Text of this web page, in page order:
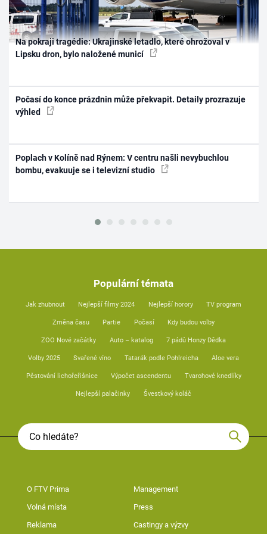
Na pokraji tragédie: Ukrajinské letadlo, které ohrožoval v
Lipsku dron, bylo naložené municí
Počasí do konce prázdnin může překvapit. Detaily prozrazuje
výhled
Poplach v Kolíně nad Rýnem: V centru našli nevybuchlou
bombu, evakuuje se i televizní studio
Populární témata
Jak zhubnout Nejlepší filmy 2024 Nejlepší horory TV program
Změna času Partie Počasí Kdy budou volby
ZOO Nové začátky Auto – katalog 7 pádů Honzy Dědka
Volby 2025 Svařené víno Tatarák podle Pohlreicha Aloe vera
Pěstování lichořeřišnice Výpočet ascendentu Tvarohové knedlíky
Nejlepší palačinky Švestkový koláč
O FTV Prima Management
Volná místa Press
Reklama Castingy a výzvy